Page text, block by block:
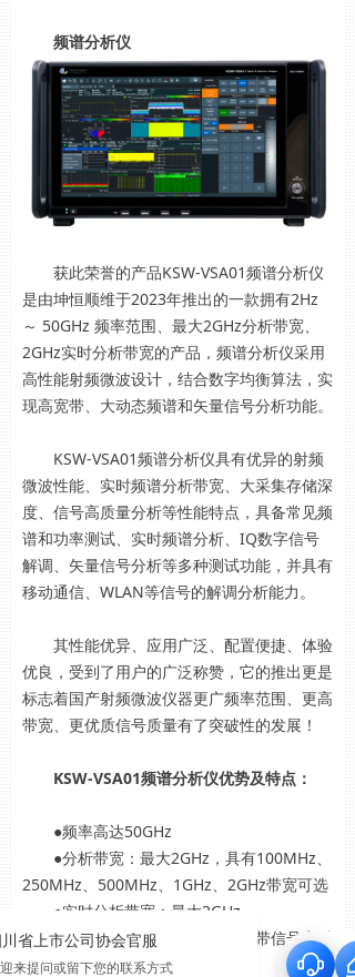
频谱分析仪
获此荣誉的产品KSW-VSA01频谱分析仪
是由坤恒顺维于2023年推出的一款拥有2Hz
～ 50GHz 频率范围、最大2GHz分析带宽、
2GHz实时分析带宽的产品，频谱分析仪采用
高性能射频微波设计，结合数字均衡算法，实
现高宽带、大动态频谱和矢量信号分析功能。
KSW-VSA01频谱分析仪具有优异的射频
微波性能、实时频谱分析带宽、大采集存储深
度、信号高质量分析等性能特点，具备常见频
谱和功率测试、实时频谱分析、IQ数字信号
解调、矢量信号分析等多种测试功能，并具有
移动通信、WLAN等信号的解调分析能力。
其性能优异、应用广泛、配置便捷、体验
优良，受到了用户的广泛称赞，它的推出更是
标志着国产射频微波仪器更广频率范围、更高
带宽、更优质信号质量有了突破性的发展！
KSW-VSA01频谱分析仪优势及特点：
●频率高达50GHz
●分析带宽：最大2GHz，具有100MHz、
250MHz、500MHz、1GHz、2GHz带宽可选
●实时分析带宽：最大2GHz，
POI>2us，有效支持复杂场景下宽带信号实时
分析和跳频信号捕获